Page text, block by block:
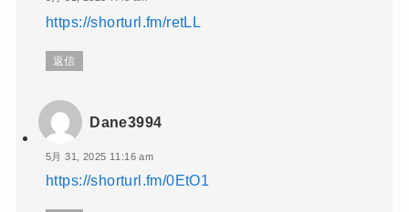
https://shorturl.fm/retLL
返信
Dane3994
5月 31, 2025 11:16 am
https://shorturl.fm/0EtO1